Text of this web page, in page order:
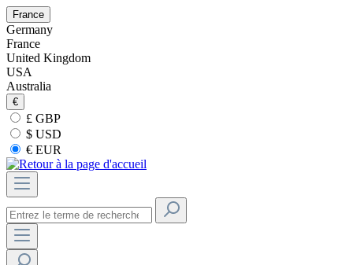
France
Germany
France
United Kingdom
USA
Australia
€
£ GBP
$ USD
€ EUR